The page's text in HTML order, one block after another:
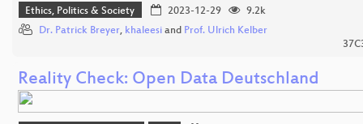
Ethics, Politics & Society 2023-12-29
9.2k
Dr. Patrick Breyer, khaleesi and Prof. Ulrich Kelber
Reality Check: Open Data Deutschland